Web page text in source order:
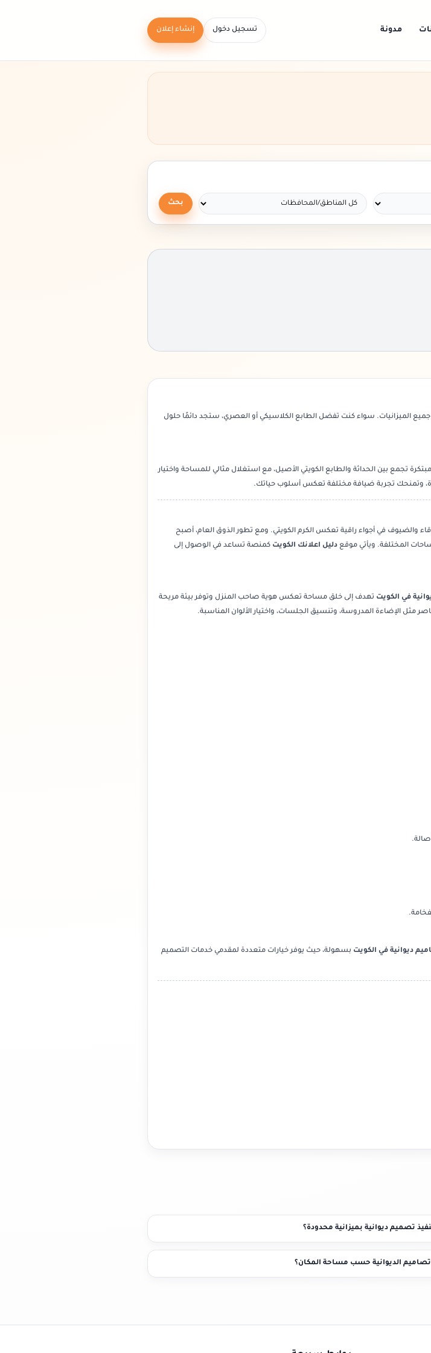
مدونة تسجيل دخول إنشاء إعلان
بحث
الميزانيات. سواء كنت تفضل الطابع الكلاسيكي أو العصري، ستجد دائمًا حلول
تجمع بين الحداثة والطابع الكويتي الأصيل، مع استغلال مثالي للمساحة واختيار
وتمنحك تجربة ضيافة مختلفة تعكس أسلوب حياتك.
والضيوف في أجواء راقية تعكس الكرم الكويتي. ومع تطور الذوق العام، أصبح
المختلفة. ويأتي موقع دليل اعلانك الكويت كمنصة تساعد في الوصول إلى
في الكويت تهدف إلى خلق مساحة تعكس هوية صاحب المنزل وتوفر بيئة مريحة
مثل الإضاءة المدروسة، وتنسيق الجلسات، واختيار الألوان المناسبة.
ديوانية في الكويت بسهولة، حيث يوفر خيارات متعددة لمقدمي خدمات التصميم
تصميم ديوانية بميزانية محدودة؟
الديوانية حسب مساحة المكان؟